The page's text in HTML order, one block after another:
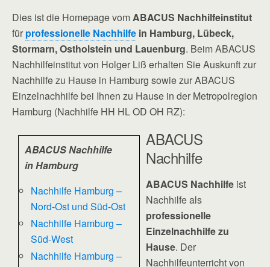
Dies ist die Homepage vomABACUS Nachhilfeinstitut
für professionelle Nachhilfe in Hamburg, Lübeck,
Stormarn, Ostholstein und Lauenburg. Beim ABACUS
Nachhilfeinstitut von Holger Liß erhalten Sie Auskunft zur
Nachhilfe zu Hause in Hamburg sowie zur ABACUS
Einzelnachhilfe bei Ihnen zu Hause in der Metropolregion
Hamburg (Nachhilfe HH HL OD OH RZ):
ABACUS Nachhilfe
in Hamburg
Nachhilfe Hamburg –
Nord-Ost und Süd-Ost
Nachhilfe Hamburg –
Süd-West
Nachhilfe Hamburg –
ABACUS
Nachhilfe
ABACUS Nachhilfe ist
Nachhilfe als
professionelle
Einzelnachhilfe zu
Hause. Der
Nachhilfeunterricht von